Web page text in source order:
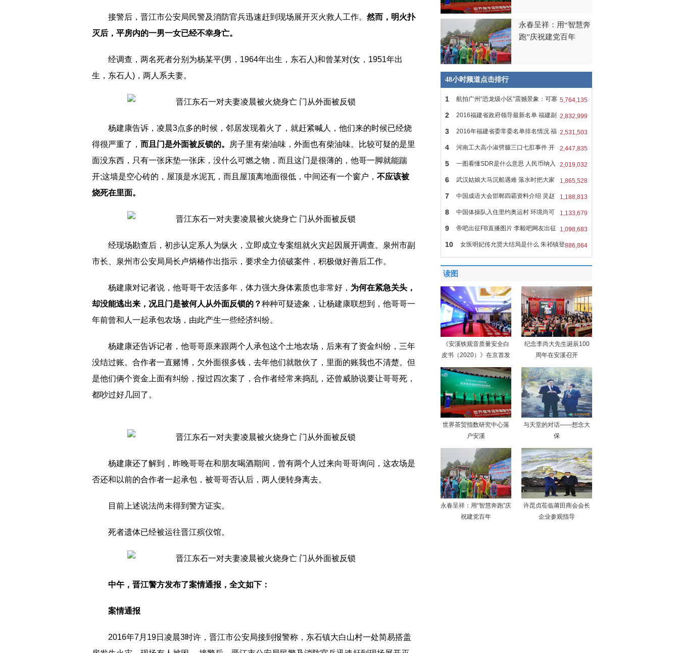
接警后，晋江市公安局民警及消防官兵迅速赶到现场展开灭火救人工作。 然而，明火扑
灭后，平房内的一男一女已经不幸身亡。
经调查，两名死者分别为杨某平(男，1964年出生，东石人)和曾某对(女，1951年出
生，东石人)，两人系夫妻。
杨建康告诉，凌晨3点多的时候，邻居发现着火了，就赶紧喊人，他们来的时候已经烧
得很严重了， 而且门是外面被反锁的。
房子里有柴油味，外面也有柴油味。比较可疑的是里
面没东西，只有一张床垫一张床，没什么可燃之物，而且这门是很薄的，他哥一脚就能踹
开;这墙是空心砖的，屋顶是水泥瓦，而且屋顶离地面很低，中间还有一个窗户， 不应该被
烧死在里面。
经现场勘查后，初步认定系人为纵火，立即成立专案组就火灾起因展开调查。泉州市副
市长、泉州市公安局局长卢炳椿作出指示，要求全力侦破案件，积极做好善后工作。
杨建康对记者说，他哥哥干农活多年，体力强大身体素质也非常好， 为何在紧急关头，
却没能逃出来，况且门是被何人从外面反锁的？种种可疑迹象，让杨建康联想到，他哥哥一
年前曾和人一起承包农场，由此产生一些经济纠纷。
杨建康还告诉记者，他哥哥原来跟两个人承包这个土地农场，后来有了资金纠纷，三年
没结过账。合作者一直赌博，欠外面很多钱，去年他们就散伙了，里面的账我也不清楚。但
是他们俩个资金上面有纠纷，报过四次案了，合作者经常来捣乱，还曾威胁说要让哥哥死，
都吵过好几回了。
杨建康还了解到，昨晚哥哥在和朋友喝酒期间，曾有两个人过来向哥哥询问，这农场是
否还和以前的合作者一起承包，被哥哥否认后，两人便转身离去。
目前上述说法尚未得到警方证实。
死者遗体已经被运往晋江殡仪馆。
中午，晋江警方发布了案情通报，全文如下：
案情通报
2016年7月19日凌晨3时许，晋江市公安局接到报警称，东石镇大白山村一处简易搭盖
永春呈祥：用“智慧奔
跑”庆祝建党百年
48小时频道点击排行
5,764,135
1 航拍广州“恐龙级小区”震撼景象：可塞
2,832,999
2 2016福建省政府领导最新名单 福建副
省 2,531,503
3 2016年福建省委常委名单排名情况 福
建 2,447,835
4 河南工大高小淑劈腿三口七肛事件 开
房 2,019,032
5 一图看懂SDR是什么意思 人民币纳入
SDR 1,865,528
6 武汉姑娘大马沉船遇难 落水时把大家
的 1,188,813
7 中国成语大会邯郸四霸资料介绍 灵赵
菡 1,133,679
8 中国体操队入住里约奥运村 环境尚可
但 1,098,683
9 帝吧出征FB直播图片 李毅吧网友出征
脸 886,864
10 女医明妃传允贤大结局是什么 朱祁镇登
读图
《安溪铁观音质量安全白
皮书（2020）》在京首发
纪念李尚大先生诞辰100
周年在安溪召开
世界茶贸指数研究中心落
户安溪
与天堂的对话——想念大
保
永春呈祥：用“智慧奔跑”庆
祝建党百年
许昆贞莅临莆田商会会长
企业参观指导